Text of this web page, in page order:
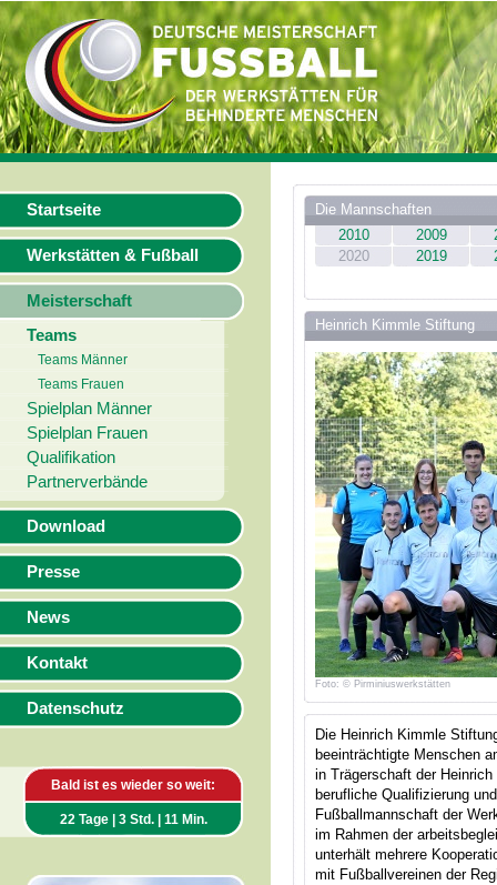
Startseite
Werkstätten & Fußball
Meisterschaft
Teams
Teams Männer
Teams Frauen
Spielplan Männer
Spielplan Frauen
Qualifikation
Partnerverbände
Download
Presse
News
Kontakt
Datenschutz
Bald ist es wieder so weit:
22 Tage | 3 Std. | 11 Min.
Die Mannschaften
2010
2009
2020
2019
Heinrich Kimmle Stiftung
Foto: © Pirminiuswerkstätten
Die Heinrich Kimmle
beeinträchtigte Menschen
in Trägerschaft der
berufliche Qualifizierung
Fußballmannschaft der
im Rahmen der
unterhält mehrere
mit Fußballvereinen der